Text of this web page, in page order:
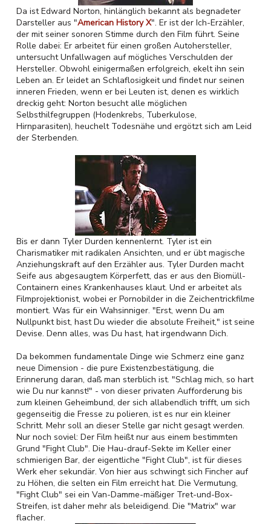
Da ist Edward Norton, hinlänglich bekannt als begnadeter
Darsteller aus "American History X". Er ist der Ich-Erzähler,
der mit seiner sonoren Stimme durch den Film führt. Seine
Rolle dabei: Er arbeitet für einen großen Autohersteller,
untersucht Unfallwagen auf mögliches Verschulden der
Hersteller. Obwohl einigermaßen erfolgreich, ekelt ihn sein
Leben an. Er leidet an Schlaflosigkeit und findet nur seinen
inneren Frieden, wenn er bei Leuten ist, denen es wirklich
dreckig geht: Norton besucht alle möglichen
Selbsthilfegruppen (Hodenkrebs, Tuberkulose,
Hirnparasiten), heuchelt Todesnähe und ergötzt sich am Leid
der Sterbenden.
Bis er dann Tyler Durden kennenlernt. Tyler ist ein
Charismatiker mit radikalen Ansichten, und er übt magische
Anziehungskraft auf den Erzähler aus. Tyler Durden macht
Seife aus abgesaugtem Körperfett, das er aus den Biomüll-
Containern eines Krankenhauses klaut. Und er arbeitet als
Filmprojektionist, wobei er Pornobilder in die Zeichentrickfilme
montiert. Was für ein Wahsinniger. "Erst, wenn Du am
Nullpunkt bist, hast Du wieder die absolute Freiheit," ist seine
Devise. Denn alles, was Du hast, hat irgendwann Dich.
Da bekommen fundamentale Dinge wie Schmerz eine ganz
neue Dimension - die pure Existenzbestätigung, die
Erinnerung daran, daß man sterblich ist. "Schlag mich, so hart
wie Du nur kannst!" - von dieser privaten Aufforderung bis
zum kleinen Geheimbund, der sich allabendlich trifft, um sich
gegenseitig die Fresse zu polieren, ist es nur ein kleiner
Schritt. Mehr soll an dieser Stelle gar nicht gesagt werden.
Nur noch soviel: Der Film heißt nur aus einem bestimmten
Grund "Fight Club". Die Hau-drauf-Sekte im Keller einer
schmierigen Bar, der eigentliche "Fight Club", ist für dieses
Werk eher sekundär. Von hier aus schwingt sich Fincher auf
zu Höhen, die selten ein Film erreicht hat. Die Vermutung,
"Fight Club" sei ein Van-Damme-mäßiger Tret-und-Box-
Streifen, ist daher mehr als beleidigend. Die "Matrix" war
flacher.